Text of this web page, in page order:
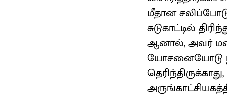
மீதான
சுடுகாட்டில்
ஆனால், அவர்
யோசனையோடு